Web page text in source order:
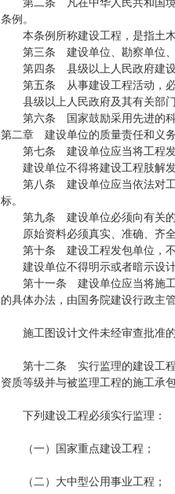
第二条 凡在中华人民共和国境内
条例。
本条例所称建设工程，是指土木
第三条 建设单位、勘察单位、
第四条 县级以上人民政府建设行
第五条 从事建设工程活动，必须
县级以上人民政府及其有关部门
第六条 国家鼓励采用先进的科
第二章 建设单位的质量责任和义务
第七条 建设单位应当将工程发
建设单位不得将建设工程肢解发
第八条 建设单位应当依法对工
标。
第九条 建设单位必须向有关的勘
原始资料必须真实、准确、齐全
第十条 建设工程发包单位，不
建设单位不得明示或者暗示设计
第十一条 建设单位应当将施工图
的具体办法，由国务院建设行政主
施工图设计文件未经审查批准的
第十二条 实行监理的建设工程，
资质等级并与被监理工程的施工承
下列建设工程必须实行监理：
（一）国家重点建设工程；
（二）大中型公用事业工程；